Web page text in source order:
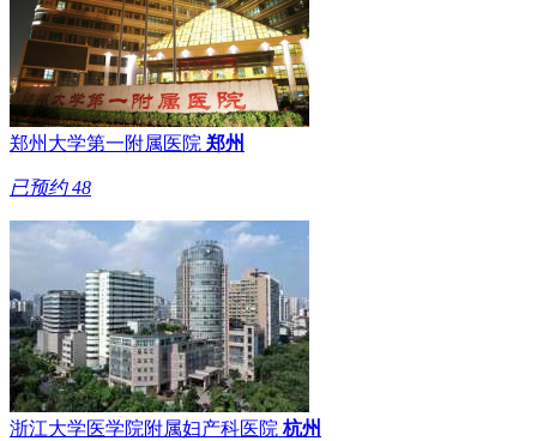
郑州大学第一附属医院 郑州
已预约 48
浙江大学医学院附属妇产科医院 杭州